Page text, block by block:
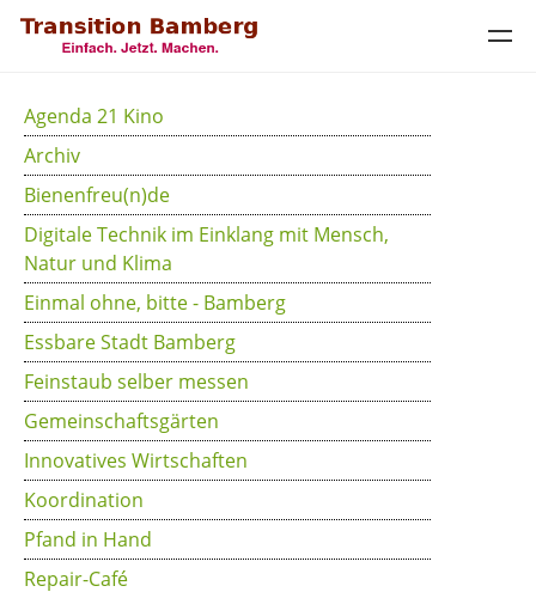
Agenda 21 Kino
Archiv
Bienenfreu(n)de
Digitale Technik im Einklang mit Mensch,
Natur und Klima
Einmal ohne, bitte - Bamberg
Essbare Stadt Bamberg
Feinstaub selber messen
Gemeinschaftsgärten
Innovatives Wirtschaften
Koordination
Pfand in Hand
Repair-Café